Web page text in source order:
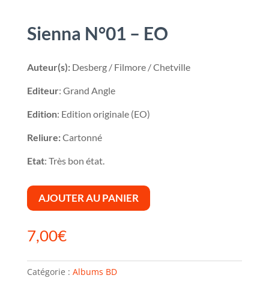
Sienna N°01 – EO
Auteur(s):Desberg / Filmore / Chetville
Editeur: Grand Angle
Edition: Edition originale (EO)
Reliure:Cartonné
Etat: Très bon état.
AJOUTER AU PANIER
7,00€
Catégorie : Albums BD